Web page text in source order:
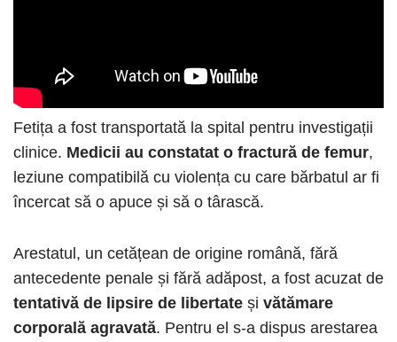
Fetița a fost transportată la spital pentru investigații
clinice. Medicii au constatat o fractură de femur,
leziune compatibilă cu violența cu care bărbatul ar fi
încercat să o apuce și să o târască.
Arestatul, un cetățean de origine română, fără
antecedente penale și fără adăpost, a fost acuzat de
tentativă de lipsire de libertate și vătămare
corporală agravată. Pentru el s-a dispus arestarea